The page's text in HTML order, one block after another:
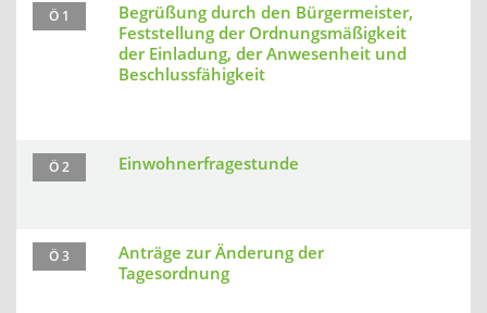
Ö 1
Begrüßung durch den Bürgermeister,
Feststellung der Ordnungsmäßigkeit
der Einladung, der Anwesenheit und
Beschlussfähigkeit
Ö 2 Einwohnerfragestunde
Ö 3
Anträge zur Änderung der
Tagesordnung